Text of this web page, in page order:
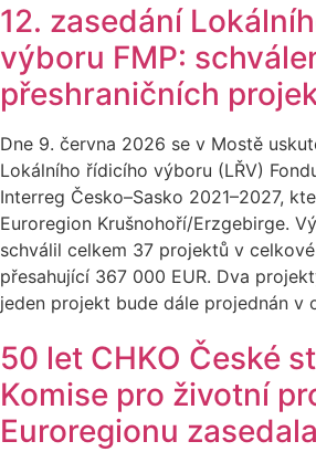
12. zasedání
výboru FMP:
přeshraničních
Dne 9. června 2026 se v Mostě
Lokálního řídicího výboru (LŘV)
Interreg Česko–Sasko 2021–2027,
Euroregion Krušnohoří/Erzgebirge.
schválil celkem 37 projektů v
přesahující 367 000 EUR. Dva
jeden projekt bude dále projednán v
50 let CHKO České
Komise pro životní
Euroregionu